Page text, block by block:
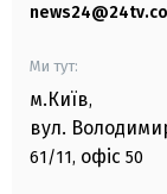
Ми тут:
м.Київ,
вул.
61/11, офіс 50